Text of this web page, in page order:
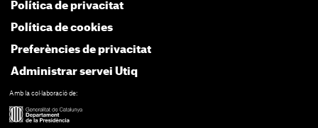
Política de privacitat
Política de cookies
Preferències de privacitat
Administrar servei Utiq
Amb la col·laboració de: